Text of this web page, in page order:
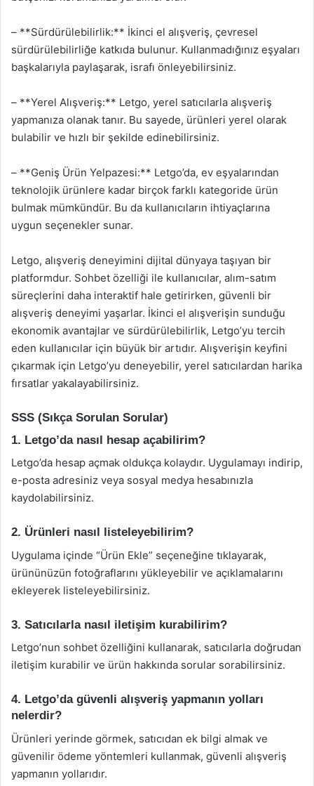
– **Sürdürülebilirlik:** İkinci el alışveriş, çevresel
sürdürülebilirliğe katkıda bulunur. Kullanmadığınız eşyaları
başkalarıyla paylaşarak, israfı önleyebilirsiniz.
– **Yerel Alışveriş:** Letgo, yerel satıcılarla alışveriş
yapmanıza olanak tanır. Bu sayede, ürünleri yerel olarak
bulabilir ve hızlı bir şekilde edinebilirsiniz.
– **Geniş Ürün Yelpazesi:** Letgo’da, ev eşyalarından
teknolojik ürünlere kadar birçok farklı kategoride ürün
bulmak mümkündür. Bu da kullanıcıların ihtiyaçlarına
uygun seçenekler sunar.
Letgo, alışveriş deneyimini dijital dünyaya taşıyan bir
platformdur. Sohbet özelliği ile kullanıcılar, alım-satım
süreçlerini daha interaktif hale getirirken, güvenli bir
alışveriş deneyimi yaşarlar. İkinci el alışverişin sunduğu
ekonomik avantajlar ve sürdürülebilirlik, Letgo’yu tercih
eden kullanıcılar için büyük bir artıdır. Alışverişin keyfini
çıkarmak için Letgo’yu deneyebilir, yerel satıcılardan harika
fırsatlar yakalayabilirsiniz.
SSS (Sıkça Sorulan Sorular)
1. Letgo’da nasıl hesap açabilirim?
Letgo’da hesap açmak oldukça kolaydır. Uygulamayı indirip,
e-posta adresiniz veya sosyal medya hesabınızla
kaydolabilirsiniz.
2. Ürünleri nasıl listeleyebilirim?
Uygulama içinde “Ürün Ekle” seçeneğine tıklayarak,
ürününüzün fotoğraflarını yükleyebilir ve açıklamalarını
ekleyerek listeleyebilirsiniz.
3. Satıcılarla nasıl iletişim kurabilirim?
Letgo’nun sohbet özelliğini kullanarak, satıcılarla doğrudan
iletişim kurabilir ve ürün hakkında sorular sorabilirsiniz.
4. Letgo’da güvenli alışveriş yapmanın yolları
nelerdir?
Ürünleri yerinde görmek, satıcıdan ek bilgi almak ve
güvenilir ödeme yöntemleri kullanmak, güvenli alışveriş
yapmanın yollarıdır.